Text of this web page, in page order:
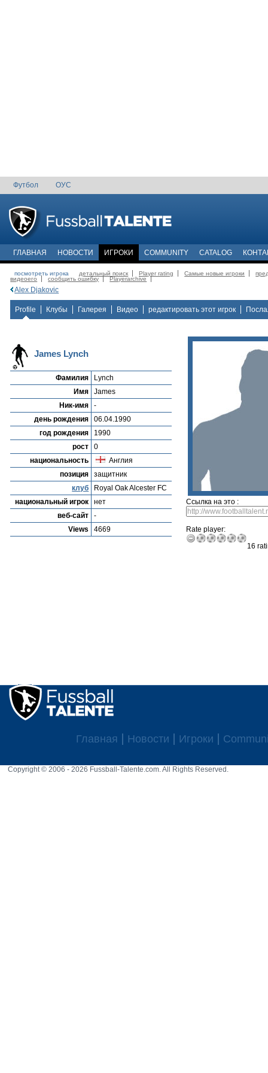
Футбол ОУС
ГЛАВНАЯ НОВОСТИ ИГРОКИ COMMUNITY CATALOG
посмотреть игрока детальный поиск Player rating Самые новые игроки
видеоего
сообщить ошибку Playerarchive
Alex Djakovic
Profile Клубы Галерея Видео редактировать этот игрок
James Lynch
Фамилия
Lynch
Имя
James
Ник-имя
-
день рождения
06.04.1990
год рождения
1990
рост
0
национальность
Англия
позиция
защитник
клуб
Royal Oak Alcester FC
национальный игрок
нет
веб-сайт
-
Views
4669
Ссылка на это :
Rate player:
16
Главная Новости Игроки
Copyright © 2006 - 2026 Fussball-Talente.com. All Rights Reserved.